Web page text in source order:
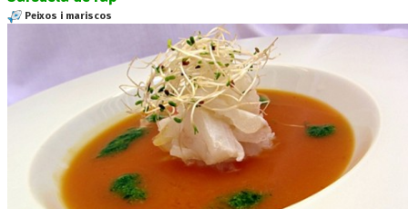
Peixos i mariscos